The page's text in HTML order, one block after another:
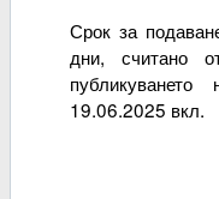
Срок за
дни, считано
19.06.2025 вкл.